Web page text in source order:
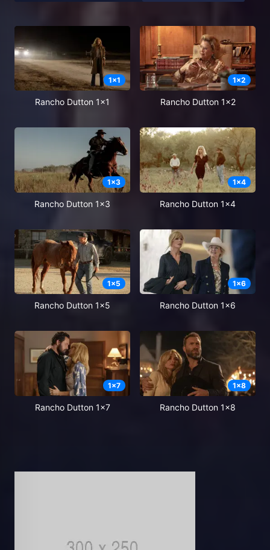
1x1
Rancho Dutton 1x1
1x2
Rancho Dutton 1x2
1x3
Rancho Dutton 1x3
1x4
Rancho Dutton 1x4
1x5
Rancho Dutton 1x5
1x6
Rancho Dutton 1x6
1x7
Rancho Dutton 1x7
1x8
Rancho Dutton 1x8